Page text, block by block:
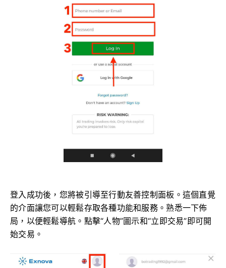
登入成功後，您將被引導至行動友善控制面板。這個直覺
的介面讓您可以輕鬆存取各種功能和服務。熟悉一下佈
局，以便輕鬆導航。點擊“人物”圖示和“立即交易”即可開
始交易。